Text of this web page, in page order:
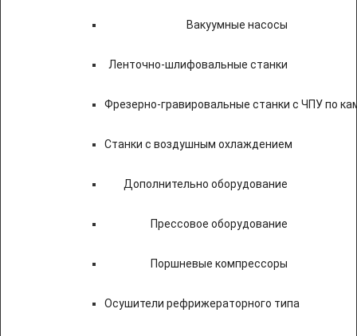
Вакуумные насосы
Ленточно-шлифовальные станки
Фрезерно-гравировальные станки с ЧПУ по
Станки с воздушным охлаждением
Дополнительно оборудование
Прессовое оборудование
Поршневые компрессоры
Осушители рефрижераторного типа